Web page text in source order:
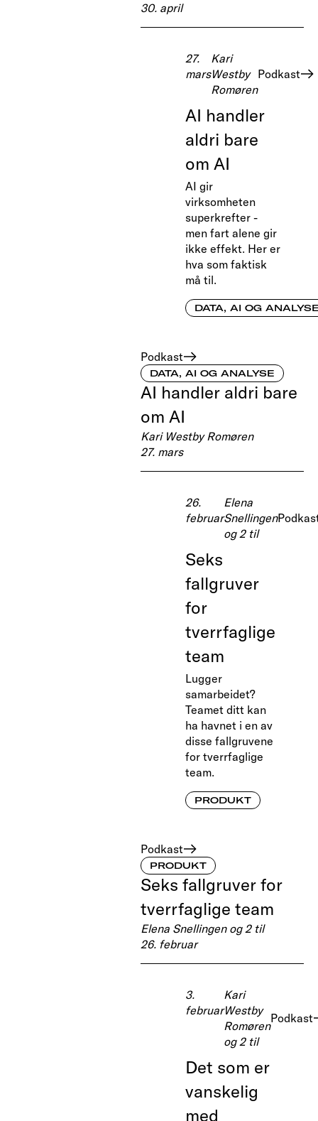
30. april
27.
mars
Kari
Westby
Romøren
Podkast
AI handler
aldri bare
om AI
AI gir
virksomheten
superkrefter -
men fart alene gir
ikke effekt. Her er
hva som faktisk
må til.
DATA, AI OG
Podkast
DATA, AI OG ANALYSE
AI handler aldri bare
om AI
Kari Westby Romøren
27. mars
26.
februar
Elena
Snellingen
og 2 til
Seks
fallgruver
for
tverrfaglige
team
Lugger
samarbeidet?
Teamet ditt kan
ha havnet i en av
disse fallgruvene
for tverrfaglige
team.
PRODUKT
Podkast
PRODUKT
Seks fallgruver for
tverrfaglige team
Elena Snellingen og 2 til
26. februar
3.
februar
Kari
Westby
Romøren
og 2 til
Podkast
Det som er
vanskelig
med